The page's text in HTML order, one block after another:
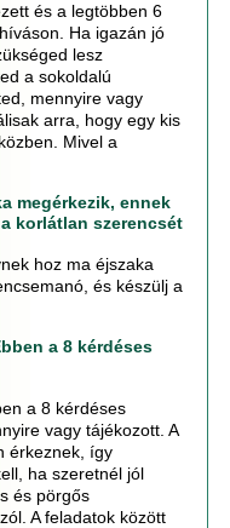
és a legtöbben 6
Ha igazán jó
lesz
a sokoldalú
mennyire vagy
arra, hogy egy kis
Mivel a
megérkezik, ennek
korlátlan szerencsét
hoz ma éjszaka
és készülj a
a 8 kérdéses
a 8 kérdéses
vagy tájékozott. A
érkeznek, így
ha szeretnél jól
és pörgős
A feladatok között